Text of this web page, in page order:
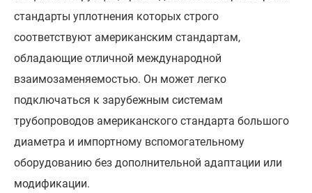
стандарты уплотнения которых строго
соответствуют американским стандартам,
обладающие отличной международной
взаимозаменяемостью. Он может легко
подключаться к зарубежным системам
трубопроводов американского стандарта большого
диаметра и импортному вспомогательному
оборудованию без дополнительной адаптации или
модификации.